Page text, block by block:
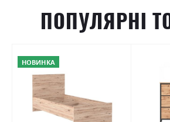
ПОПУЛЯРНІ
НОВИНКА